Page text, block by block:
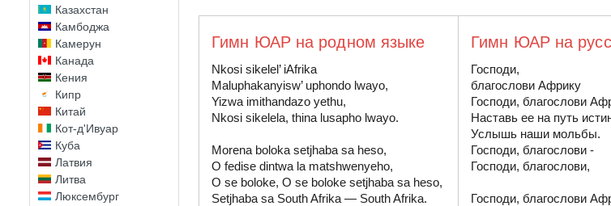
Казахстан
Камбоджа
Камерун
Канада
Кения
Кипр
Китай
Кот-д'Ивуар
Куба
Латвия
Литва
Люксембург
Гимн ЮАР на родном языке
Nkosi sikelel’ iAfrika
Maluphakanyisw’ uphondo lwayo,
Yizwa imithandazo yethu,
Nkosi sikelela, thina lusapho lwayo.
Morena boloka setjhaba sa heso,
O fedise dintwa la matshwenyeho,
O se boloke, O se boloke setjhaba sa heso,
Setjhaba sa South Afrika — South Afrika.
Гимн ЮАР на
Господи,
благослови Африку
Господи, благослови
Наставь ее на путь
Услышь наши мольбы.
Господи, благослови -
Господи, благослови,
Господи, благослови